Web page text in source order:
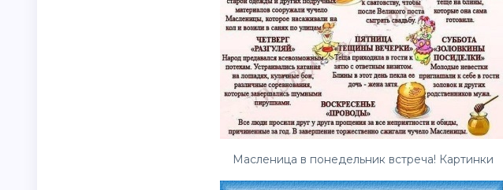
Масленица в понедельник встреча! Картинки